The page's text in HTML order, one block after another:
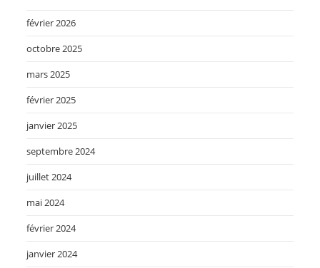
février 2026
octobre 2025
mars 2025
février 2025
janvier 2025
septembre 2024
juillet 2024
mai 2024
février 2024
janvier 2024